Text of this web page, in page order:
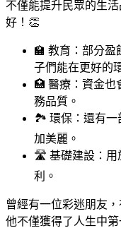
不僅能提升民眾的生
好！👏
🏫 教育：部分盈
子們能在更好的
🏥 醫療：資金也
務品質。
🏞️ 環保：還有一
加美麗。
🛣️ 基礎建設：用
利。
曾經有一位彩迷朋友
他不僅獲得了人生中